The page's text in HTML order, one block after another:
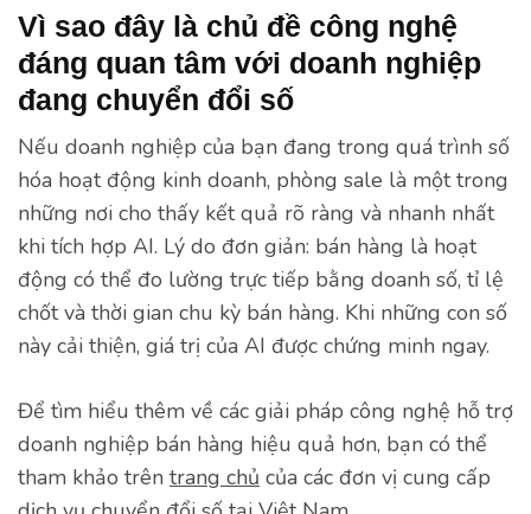
Vì sao đây là chủ đề công nghệ
đáng quan tâm với doanh nghiệp
đang chuyển đổi số
Nếu doanh nghiệp của bạn đang trong quá trình số
hóa hoạt động kinh doanh, phòng sale là một trong
những nơi cho thấy kết quả rõ ràng và nhanh nhất
khi tích hợp AI. Lý do đơn giản: bán hàng là hoạt
động có thể đo lường trực tiếp bằng doanh số, tỉ lệ
chốt và thời gian chu kỳ bán hàng. Khi những con số
này cải thiện, giá trị của AI được chứng minh ngay.
Để tìm hiểu thêm về các giải pháp công nghệ hỗ trợ
doanh nghiệp bán hàng hiệu quả hơn, bạn có thể
tham khảo trên trang chủ của các đơn vị cung cấp